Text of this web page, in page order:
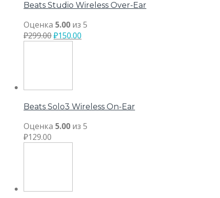
Beats Studio Wireless Over-Ear
Оценка 5.00 из 5
₽299.00₽150.00
Beats Solo3 Wireless On-Ear
Оценка 5.00 из 5
₽129.00